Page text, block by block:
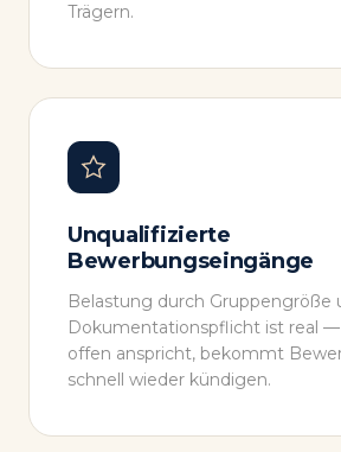
Trägern.
Unqualifizierte
Bewerbungseingänge
Belastung durch Gruppengröße
Dokumentationspflicht ist real
offen anspricht, bekommt
schnell wieder kündigen.